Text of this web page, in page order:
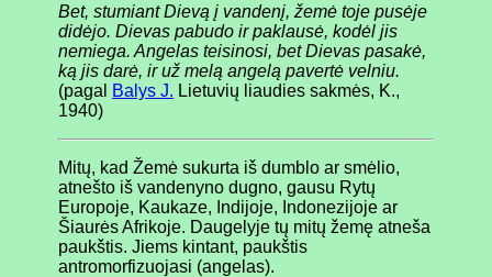
Bet, stumiant Dievą į vandenį, žemė toje pusėje
didėjo. Dievas pabudo ir paklausė, kodėl jis
nemiega. Angelas teisinosi, bet Dievas pasakė,
ką jis darė, ir už melą angelą pavertė velniu.
(pagal
Balys J. Lietuvių liaudies sakmės, K.,
1940)
Mitų, kad Žemė sukurta iš dumblo ar smėlio,
atnešto iš vandenyno dugno, gausu Rytų
Europoje, Kaukaze, Indijoje, Indonezijoje ar
Šiaurės Afrikoje. Daugelyje tų mitų žemę atneša
paukštis. Jiems kintant, paukštis
antromorfizuojasi (angelas).